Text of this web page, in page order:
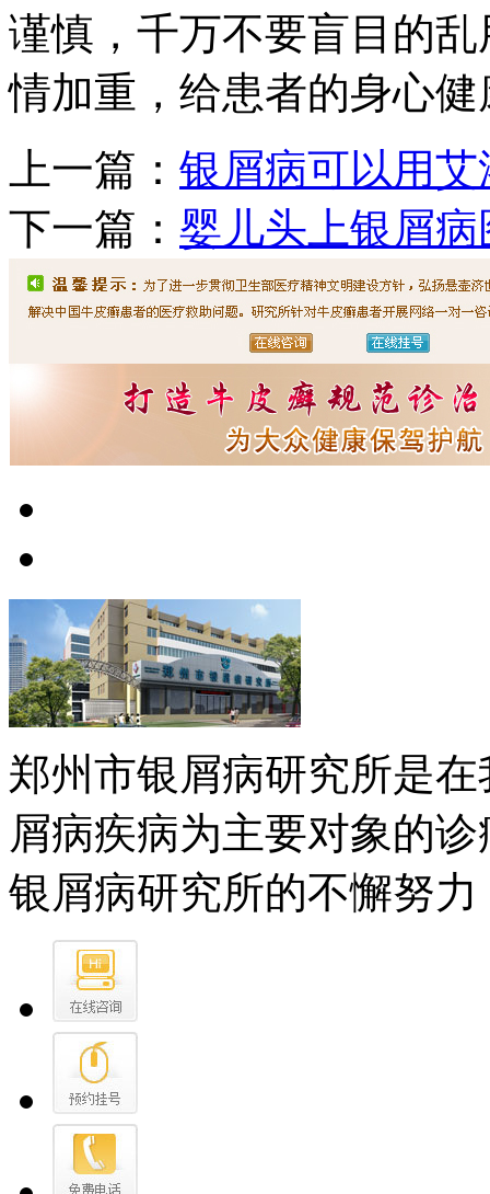
谨慎，千万不要盲目的
情加重，给患者的身心
上一篇： 银屑病可以用艾
下一篇： 婴儿头上银屑病
郑州市银屑病研究所是
屑病疾病为主要对象的
银屑病研究所的不懈努